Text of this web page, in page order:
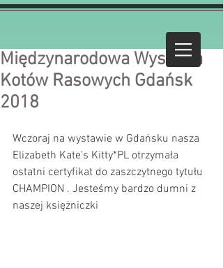
Międzynarodowa Wystawa
Kotów Rasowych Gdańsk
2018
Wczoraj na wystawie w Gdańsku nasza
Elizabeth Kate's Kitty*PL otrzymała
ostatni certyfikat do zaszczytnego tytułu
CHAMPION . Jesteśmy bardzo dumni z
naszej księżniczki